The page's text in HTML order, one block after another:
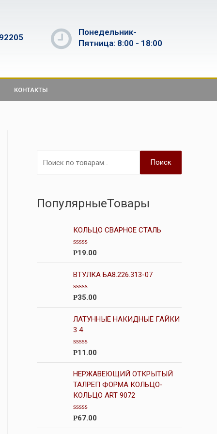
Понедельник-
Пятница: 8:00 - 18:00
КОНТАКТЫ
Поиск
ПопулярныеТовары
КОЛЬЦО СВАРНОЕ СТАЛЬ
О
н
а
0
з
5
Р19.00
ВТУЛКА БА8.226.313-07
О
н
к
а
0
з
5
Р35.00
ЛАТУННЫЕ НАКИДНЫЕ ГАЙКИ
3 4
О
н
к
а
0
з
5
Р11.00
НЕРЖАВЕЮЩИЙ ОТКРЫТЫЙ
ТАЛРЕП ФОРМА КОЛЬЦО-
КОЛЬЦО ART 9072
О
Р67.00